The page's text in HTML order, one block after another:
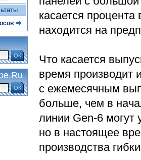
касается
находится на
Что касается
время производит
с ежемесячным
больше, чем в
линии Gen-6 могут
но в настоящее
производства
ОК
ОК